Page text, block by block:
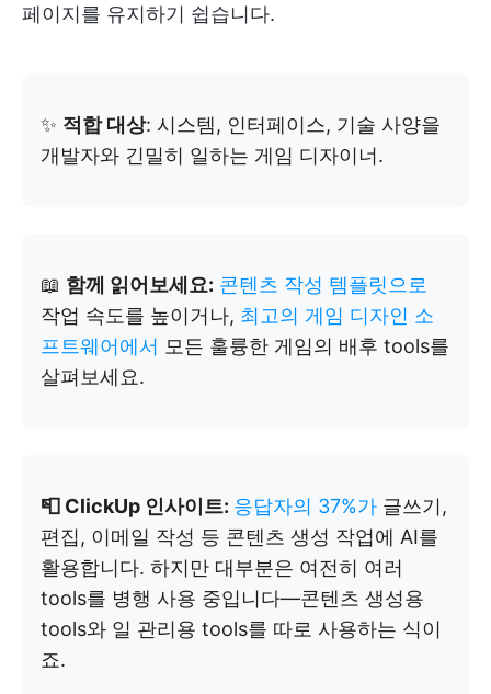
페이지를 유지하기 쉽습니다.
✨ 적합 대상: 시스템, 인터페이스, 기술 사양을
개발자와 긴밀히 일하는 게임 디자이너.
📖 함께 읽어보세요: 콘텐츠 작성 템플릿으로
작업 속도를 높이거나, 최고의 게임 디자인 소
프트웨어에서 모든 훌륭한 게임의 배후 tools를
살펴보세요.
📮 ClickUp 인사이트: 응답자의 37%가 글쓰기,
편집, 이메일 작성 등 콘텐츠 생성 작업에 AI를
활용합니다. 하지만 대부분은 여전히 여러
tools를 병행 사용 중입니다—콘텐츠 생성용
tools와 일 관리용 tools를 따로 사용하는 식이
죠.